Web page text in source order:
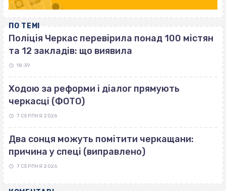
ПО ТЕМІ
Поліція Черкас перевірила понад 100 містян
та 12 закладів: що виявила
18:39
Ходою за реформи і діалог прямують
черкасці (ФОТО)
7 СЕРПНЯ 2026
Два сонця можуть помітити черкащани:
причина у спеці (виправлено)
7 СЕРПНЯ 2026